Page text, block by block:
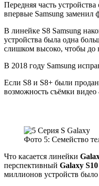
Передняя часть
впервые Samsung
В линейке S8 Samsung
устройства была одна
слишком высоко, чтобы до
В 2018 году Samsung
Если S8 и S8+ были
возможность съёмки
Фото 5: Семейство
Что касается линейки
перспективный Galaxy
миллионов устройств